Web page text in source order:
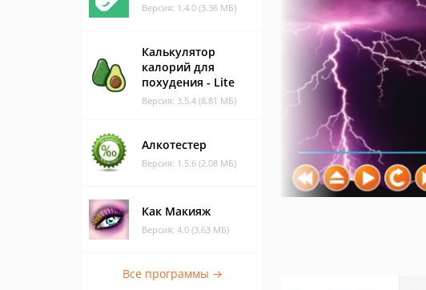
Версия: 1.4.0 (3.36 МБ)
Калькулятор
калорий для
похудения - Lite
Версия: 3.5.4 (8.81 МБ)
Алкотестер
Версия: 1.5.6 (2.08 МБ)
Как Макияж
Версия: 4.0 (3.63 МБ)
Все программы →